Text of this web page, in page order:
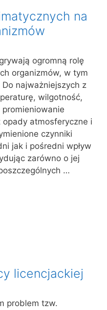
na
ogromną rolę
organizmów, w tym
najważniejszych z
wilgotność,
opady atmosferyczne i
czynniki
jak i pośredni wpływ
zarówno o jej
…
licencjackiej
problem tzw.